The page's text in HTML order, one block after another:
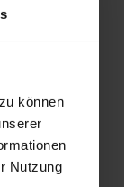
können
Nutzung